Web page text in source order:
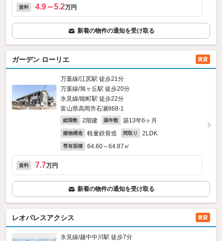
賃料 4.9～5.2万円
新着の物件の通知を受け取る
ガーデン ローリエ 賃貸
万葉線/江尻駅 徒歩21分
万葉線/旭ヶ丘駅 徒歩20分
氷見線/能町駅 徒歩22分
富山県高岡市石瀬868‐1
総階数 2階建 築年数 築13年6ヶ月
建物構造 軽量鉄骨造 間取り 2LDK
専有面積 64.60～64.87㎡
賃料 7.7万円
新着の物件の通知を受け取る
レオパレスアクシス 賃貸
氷見線/越中中川駅 徒歩7分